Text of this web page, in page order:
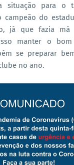
situação para o
campeão do
já que fazia má
manter o
se preparar
no ano.